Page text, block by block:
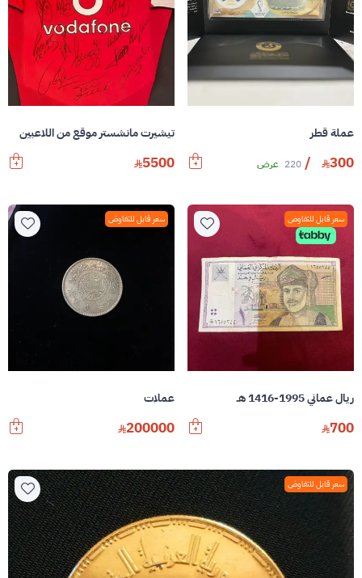
عملة قطر
300
/
220 عرض
تيشيرت مانشستر موقع من اللاعبين
5500
سعر قابل للتفاوض
ريال عماني 1995-1416 هـ
700
سعر قابل للتفاوض
عملات
200000
سعر قابل للتفاوض